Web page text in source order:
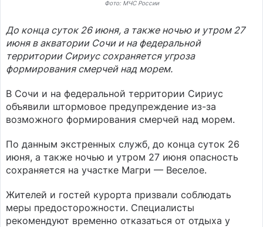
Фото: МЧС России
До конца суток 26 июня, а также ночью и утром 27
июня в акватории Сочи и на федеральной
территории Сириус сохраняется угроза
формирования смерчей над морем.
В Сочи и на федеральной территории Сириус
объявили штормовое предупреждение из-за
возможного формирования смерчей над морем.
По данным экстренных служб, до конца суток 26
июня, а также ночью и утром 27 июня опасность
сохраняется на участке Магри — Веселое.
Жителей и гостей курорта призвали соблюдать
меры предосторожности. Специалисты
рекомендуют временно отказаться от отдыха у